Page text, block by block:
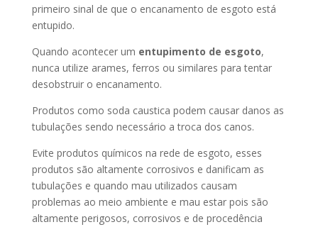
primeiro sinal de que o encanamento de esgoto está
entupido.
Quando acontecer um entupimento de esgoto,
nunca utilize arames, ferros ou similares para tentar
desobstruir o encanamento.
Produtos como soda caustica podem causar danos as
tubulações sendo necessário a troca dos canos.
Evite produtos químicos na rede de esgoto, esses
produtos são altamente corrosivos e danificam as
tubulações e quando mau utilizados causam
problemas ao meio ambiente e mau estar pois são
altamente perigosos, corrosivos e de procedência